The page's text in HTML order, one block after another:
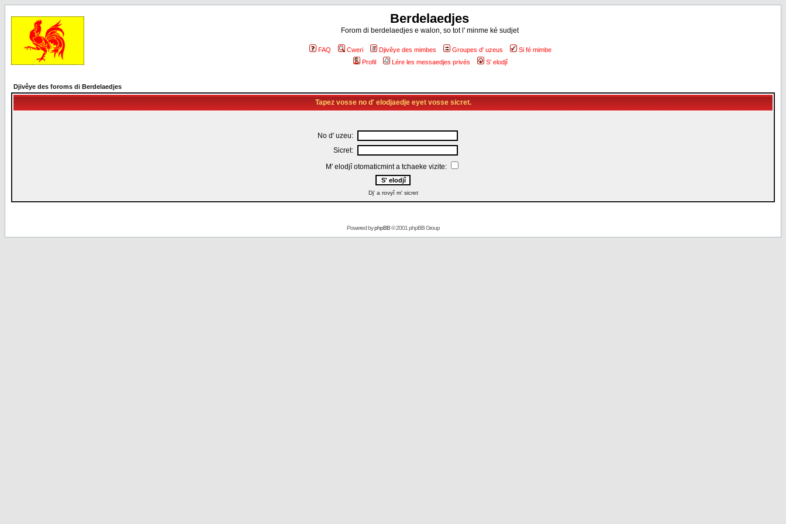
Berdelaedjes
Forom di berdelaedjes e walon, so tot l' minme ké sudjet
FAQ Cweri Djivêye des mimbes Groupes d' uzeus
Si fé mimbe
Profil
Lére les messaedjes privés S' elodjî
Djivêye des foroms di Berdelaedjes
Tapez vosse no d' elodjaedje eyet vosse sicret.
No d' uzeu:
Sicret:
M' elodjî otomaticmint a tchaeke vizite:
Dj' a rovyî m' sicret
Powered byphpBB© 2001 phpBB Group